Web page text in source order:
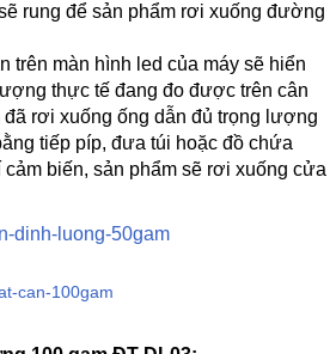
rung để sản phẩm rơi xuống đường
trên màn hình led của máy sẽ hiển
thực tế đang đo được trên cân
đã rơi xuống ống dẫn đủ trọng lượng
tiếp píp, đưa túi hoặc đồ chứa
cảm biến, sản phẩm sẽ rơi xuống cửa